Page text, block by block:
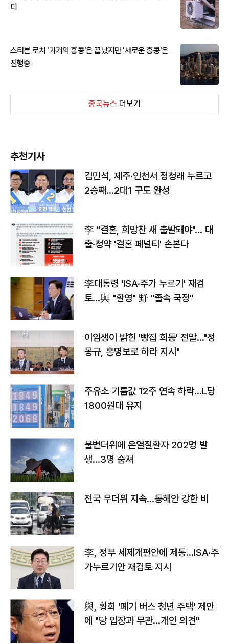
디
스티븐 로치 '과거의 홍콩'은 끝났지만 '새로운 홍콩'은
진행중
중국뉴스 더보기
추천기사
김민석, 제주·인천서 정청래 누르고
2승째…2대1 구도 완성
李 "결혼, 희망찬 새 출발돼야"… 대
출·청약 '결혼 페널티' 손본다
李대통령 'ISA·주가 누르기' 재검
토…與 "환영" 野 "졸속 국정"
이임생이 밝힌 '빵집 회동' 전말…"정
몽규, 홍명보로 하라 지시"
주유소 기름값 12주 연속 하락…L당
1800원대 유지
불볕더위에 온열질환자 202명 발
생…3명 숨져
전국 무더위 지속…동해안 강한 비
李, 정부 세제개편안에 제동…ISA·주
가누르기안 재검토 지시
與, 황희 '폐기 버스 청년 주택' 제안
에 "당 입장과 무관…개인 의견"